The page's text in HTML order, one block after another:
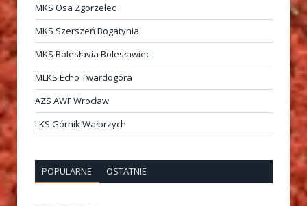
MKS Osa Zgorzelec
MKS Szerszeń Bogatynia
MKS Bolesłavia Bolesławiec
MLKS Echo Twardogóra
AZS AWF Wrocław
LKS Górnik Wałbrzych
POPULARNE OSTATNIE